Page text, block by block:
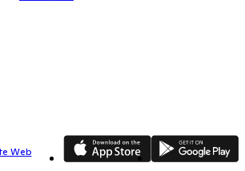
Web
App Store Google Play